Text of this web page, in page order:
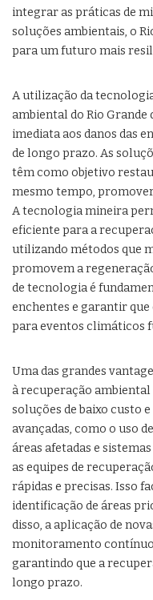
integrar as práticas de
soluções ambientais, o
para um futuro mais
A utilização da
ambiental do Rio Grande
imediata aos danos das
de longo prazo. As
têm como objetivo
mesmo tempo,
A tecnologia mineira
eficiente para a
utilizando métodos que
promovem a
de tecnologia é
enchentes e garantir que
para eventos climáticos
Uma das grandes
à recuperação ambiental
soluções de baixo custo
avançadas, como o uso
áreas afetadas e
as equipes de
rápidas e precisas. Isso
identificação de áreas
disso, a aplicação de
monitoramento contínuo
garantindo que a
longo prazo.